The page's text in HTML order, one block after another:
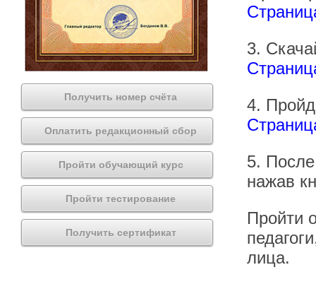
Получить номер счёта
Оплатить редакционный сбор
Пройти обучающий курс
Пройти тестирование
Получить сертификат
3.
4.
5.
нажав
Пройти
лица.